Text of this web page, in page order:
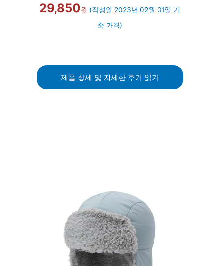
29,850원 (작성일 2023년 02월 01일 기
준 가격)
제품 상세 및 자세한 후기 읽기